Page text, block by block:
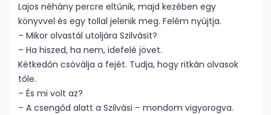
Lajos néhány percre eltűnik, majd kezében egy
könyvvel és egy tollal jelenik meg. Felém nyújtja.
– Mikor olvastál utoljára Szilvásit?
– Ha hiszed, ha nem, idefelé jövet.
Kétkedőn csóválja a fejét. Tudja, hogy ritkán olvasok
tőle.
– És mi volt az?
– A csengőd alatt a Szilvási – mondom vigyorogva.